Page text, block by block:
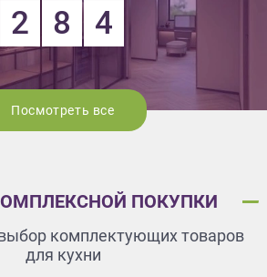
2 8 4
Посмотреть все
ПОКУПКИ
комплектующих товаров
для кухни